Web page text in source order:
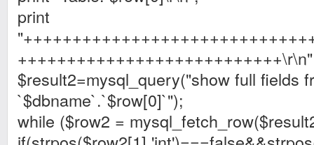
print
$result2=mysql_query("show full fields
`$dbname`.`$row[0]`");
while ($row2 =